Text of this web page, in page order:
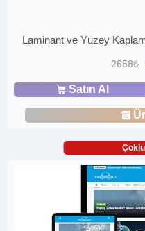
Laminant ve Yüzey
2658₺
Satın Al